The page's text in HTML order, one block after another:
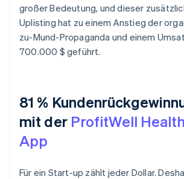
großer Bedeutung, und dieser
Uplisting hat zu einem Anstieg der
zu-Mund-Propaganda und einem
700.000 $ geführt.
81 %
mit der ProfitWell
App
Für ein Start-up zählt jeder Dollar.